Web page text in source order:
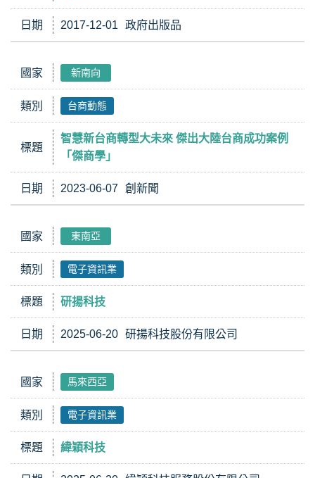
日期 2017-12-01 政府出版品
國家 新南向
類別 台商動態
標題
智慧新台商轉型大未來 傑出大陸台商成功案例
「傑商學」
日期 2023-06-07 創新聞
國家 東南亞
類別 電子資訊業
標題 研揚科技
日期 2025-06-20 研揚科技股份有限公司
國家 馬來西亞
類別 電子資訊業
標題 緯穎科技